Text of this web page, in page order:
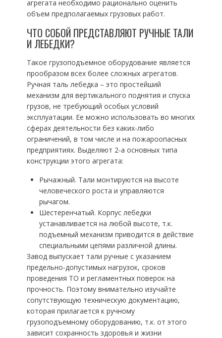
агрегата необходимо рационально оценить
объем предполагаемых грузовых работ.
ЧТО СОБОЙ ПРЕДСТАВЛЯЮТ РУЧНЫЕ ТАЛИ
И ЛЕБЕДКИ?
Такое грузоподъемное оборудование является
прообразом всех более сложных агрегатов.
Ручная таль лебедка – это простейший
механизм для вертикального поднятия и спуска
грузов, не требующий особых условий
эксплуатации. Ее можно использовать во многих
сферах деятельности без каких-либо
ограничений, в том числе и на пожароопасных
предприятиях. Выделяют 2-а основных типа
конструкции этого агрегата:
Рычажный. Тали монтируются на высоте
человеческого роста и управляются
рычагом.
Шестеренчатый. Корпус лебедки
устанавливается на любой высоте, т.к.
подъемный механизм приводится в действие
специальными цепями различной длины.
Завод выпускает тали ручные с указанием
предельно-допустимых нагрузок, сроков
проведения ТО и регламентных поверок на
прочность. Поэтому внимательно изучайте
сопутствующую техническую документацию,
которая прилагается к ручному
грузоподъемному оборудованию, т.к. от этого
зависит сохранность здоровья и жизни